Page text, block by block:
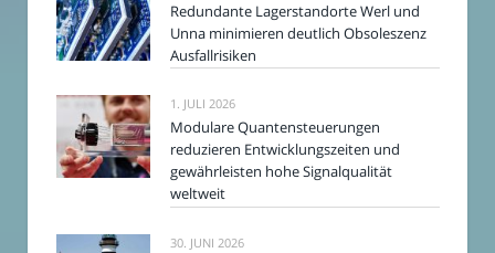
Redundante Lagerstandorte Werl und
Unna minimieren deutlich Obsoleszenz
Ausfallrisiken
1. JULI 2026
Modulare Quantensteuerungen
reduzieren Entwicklungszeiten und
gewährleisten hohe Signalqualität
weltweit
30. JUNI 2026